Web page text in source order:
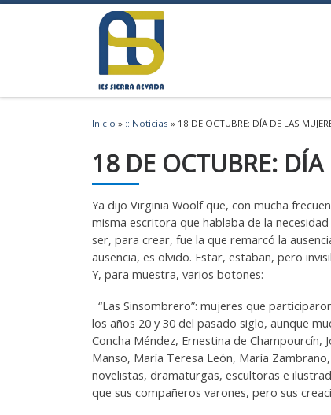
Saltar al contenido
Inicio » :: Noticias » 18 DE OCTUBRE: DÍA DE LAS
18 DE OCTUBRE: DÍA
Ya dijo Virginia Woolf que, con mucha
misma escritora que hablaba de la
ser, para crear, fue la que remarcó la
ausencia, es olvido. Estar, estaban, pero
Y, para muestra, varios botones:
“Las Sinsombrero”: mujeres que
los años 20 y 30 del pasado siglo, aunque
Concha Méndez, Ernestina de
Manso, María Teresa León, María
novelistas, dramaturgas, escultoras e
que sus compañeros varones, pero sus